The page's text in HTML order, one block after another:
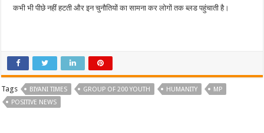
कभी भी पीछे नहीं हटती और इन चुनौतियों का सामना कर लोगों तक ब्लड पहुंचाती है।
Tags BIYANI TIMES GROUP OF 200 YOUTH HUMANITY
MP
POSITIVE NEWS